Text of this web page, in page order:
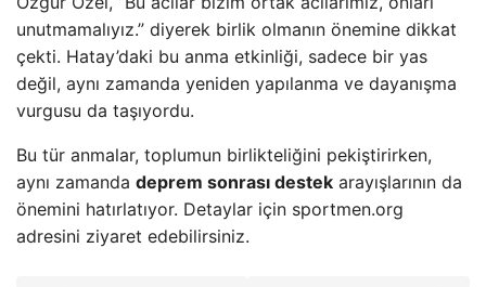
unutmamalıyız.” diyerek birlik olmanın önemine dikkat
çekti. Hatay’daki bu anma etkinliği, sadece bir yas
değil, aynı zamanda yeniden yapılanma ve dayanışma
vurgusu da taşıyordu.
Bu tür anmalar, toplumun birlikteliğini pekiştirirken,
aynı zamanda deprem sonrası destek arayışlarının da
önemini hatırlatıyor. Detaylar için sportmen.org
adresini ziyaret edebilirsiniz.